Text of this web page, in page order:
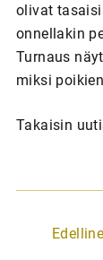
olivat
onnellakin
Turnaus
miksi
Takaisin
A